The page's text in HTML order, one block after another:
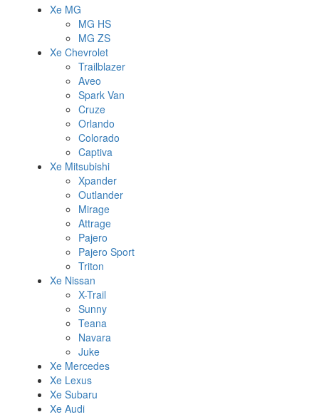
Xe MG
MG HS
MG ZS
Xe Chevrolet
Trailblazer
Aveo
Spark Van
Cruze
Orlando
Colorado
Captiva
Xe Mitsubishi
Xpander
Outlander
Mirage
Attrage
Pajero
Pajero Sport
Triton
Xe Nissan
X-Trail
Sunny
Teana
Navara
Juke
Xe Mercedes
Xe Lexus
Xe Subaru
Xe Audi